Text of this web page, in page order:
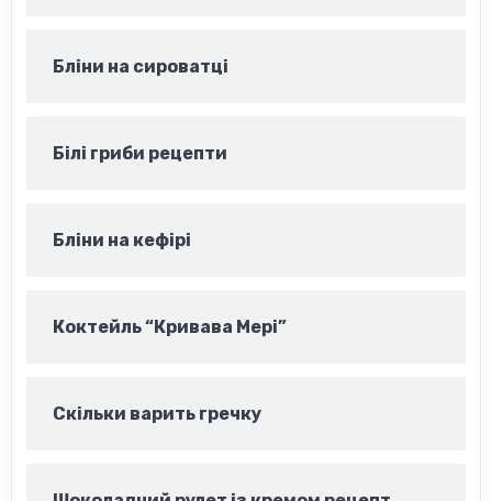
Бліни на сироватці
Білі гриби рецепти
Бліни на кефірі
Коктейль “Кривава Мері”
Скільки варить гречку